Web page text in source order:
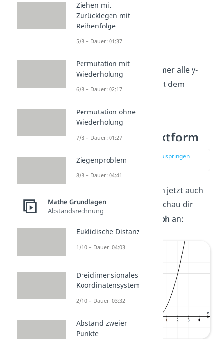
(1|1 )
(-1|1)
Du multiplizierst also immer alle y-
Werte auf der Parabel mit dem
Die Scheitelpunktform
zur Stelle im Video springen
(03:12)
Du kannst all dein Wissen jetzt auch
gleichzeitig anwenden! Schau dir
Graph an:
Ziehen mit
Zurücklegen mit
Reihenfolge
5/8 – Dauer: 01:37
Permutation mit
Wiederholung
6/8 – Dauer: 02:17
Permutation ohne
Wiederholung
7/8 – Dauer: 01:27
Ziegenproblem
8/8 – Dauer: 04:41
Mathe Grundlagen
Abstandsrechnung
Euklidische Distanz
1/10 – Dauer: 04:03
Dreidimensionales
Koordinatensystem
2/10 – Dauer: 03:32
Abstand zweier
Punkte